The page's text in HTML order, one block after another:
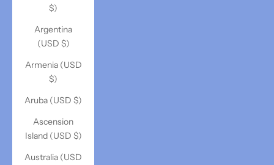
$)
Argentina
(USD $)
Armenia (USD
$)
Aruba (USD $)
Ascension
Island (USD $)
Australia (USD